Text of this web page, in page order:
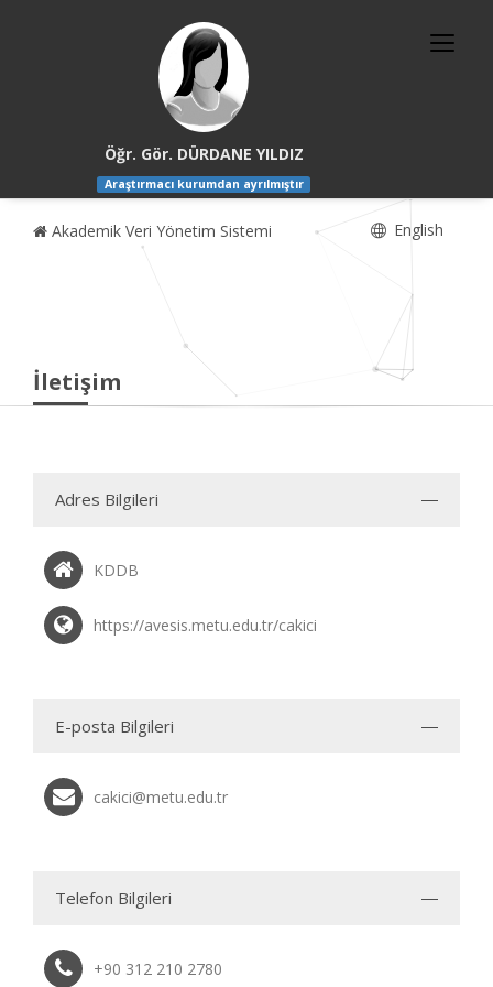
Öğr. Gör. DÜRDANE YILDIZ
Araştırmacı kurumdan ayrılmıştır
Akademik Veri Yönetim Sistemi English
İletişim
Adres Bilgileri
KDDB
https://avesis.metu.edu.tr/cakici
E-posta Bilgileri
cakici@metu.edu.tr
Telefon Bilgileri
+90 312 210 2780